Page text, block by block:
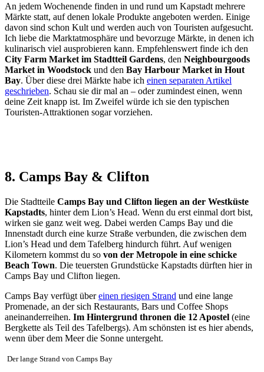
An jedem Wochenende finden in und rund um Kapstadt mehrere
Märkte statt, auf denen lokale Produkte angeboten werden. Einige
davon sind schon Kult und werden auch von Touristen aufgesucht.
Ich liebe die Marktatmosphäre und bevorzuge Märkte, in denen ich
kulinarisch viel ausprobieren kann. Empfehlenswert finde ich den
City Farm Market im Stadtteil Gardens, den Neighbourgoods
Market in Woodstock und den Bay Harbour Market in Hout
Bay. Über diese drei Märkte habe ich einen separaten Artikel
geschrieben. Schau sie dir mal an – oder zumindest einen, wenn
deine Zeit knapp ist. Im Zweifel würde ich sie den typischen
Touristen-Attraktionen sogar vorziehen.
8. Camps Bay & Clifton
Die Stadtteile Camps Bay und Clifton liegen an der Westküste
Kapstadts, hinter dem Lion’s Head. Wenn du erst einmal dort bist,
wirken sie ganz weit weg. Dabei werden Camps Bay und die
Innenstadt durch eine kurze Straße verbunden, die zwischen dem
Lion’s Head und dem Tafelberg hindurch führt. Auf wenigen
Kilometern kommst du so von der Metropole in eine schicke
Beach Town. Die teuersten Grundstücke Kapstadts dürften hier in
Camps Bay und Clifton liegen.
Camps Bay verfügt übereinen riesigen Strand und eine lange
Promenade, an der sich Restaurants, Bars und Coffee Shops
aneinanderreihen. Im Hintergrund thronen die 12 Apostel (eine
Bergkette als Teil des Tafelbergs). Am schönsten ist es hier abends,
wenn über dem Meer die Sonne untergeht.
Der lange Strand von Camps Bay